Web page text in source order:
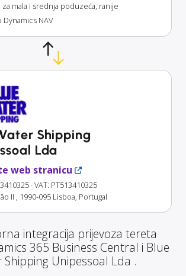
mala i srednja poduzeća, ranije
Dynamics NAV
Shipping
Lda
web stranicu
· VAT: PT513410325
II , 1990-095 Lisboa, Portugal
integracija prijevoza tereta
365 Business Central i Blue
Shipping Unipessoal Lda .